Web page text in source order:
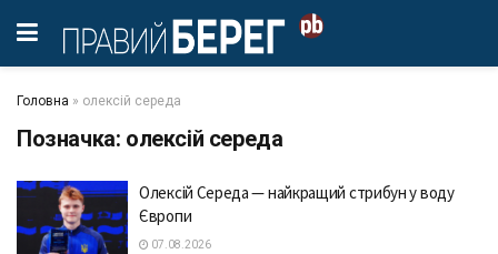
Головна » олексій середа
Позначка: олексій середа
Олексій Середа — найкращий стрибун у воду
Європи
07.08.2026